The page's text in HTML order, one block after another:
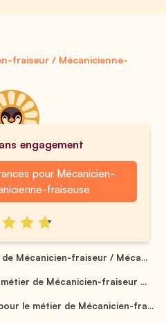
fraiseur / Mécanicienne-
engagement
pour Mécanicien-
fraiseuse
Mécanicien-fraiseur / Méca...
de Mécanicien-fraiseur ...
le métier de Mécanicien-fra...